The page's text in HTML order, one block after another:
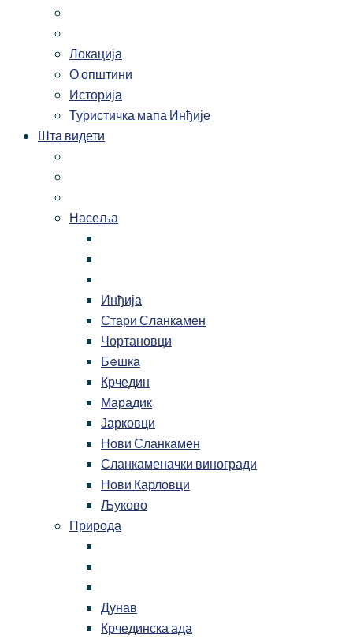
Локација
О општини
Историја
Туристичка мапа Инђије
Шта видети
Насеља
Инђија
Стари Сланкамен
Чортановци
Бeшка
Крчедин
Марадик
Јарковци
Нови Сланкамен
Сланкаменачки виногради
Нови Карловци
Љуково
Природа
Дунав
Крчединска ада